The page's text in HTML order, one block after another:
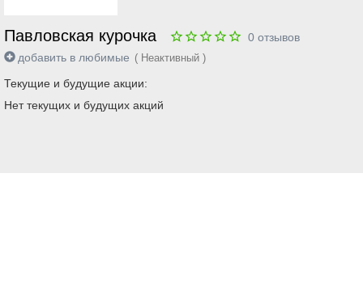
Павловская курочка 0 отзывов
добавить в любимые ( Неактивный )
Текущие и будущие акции:
Нет текущих и будущих акций